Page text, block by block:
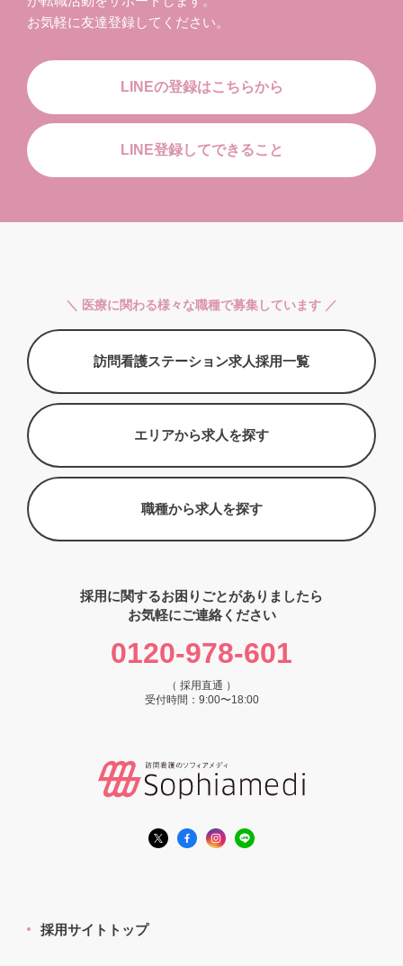
お気軽に友達登録してください。
LINEの登録はこちらから
LINE登録してできること
＼ 医療に関わる様々な職種で募集しています ／
訪問看護ステーション求人採用一覧
エリアから求人を探す
職種から求人を探す
採用に関するお困りごとがありましたら
お気軽にご連絡ください
0120-978-601
（ 採用直通 ）
受付時間：9:00〜18:00
採用サイトトップ